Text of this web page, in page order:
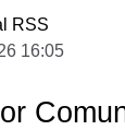
RSS
16:05